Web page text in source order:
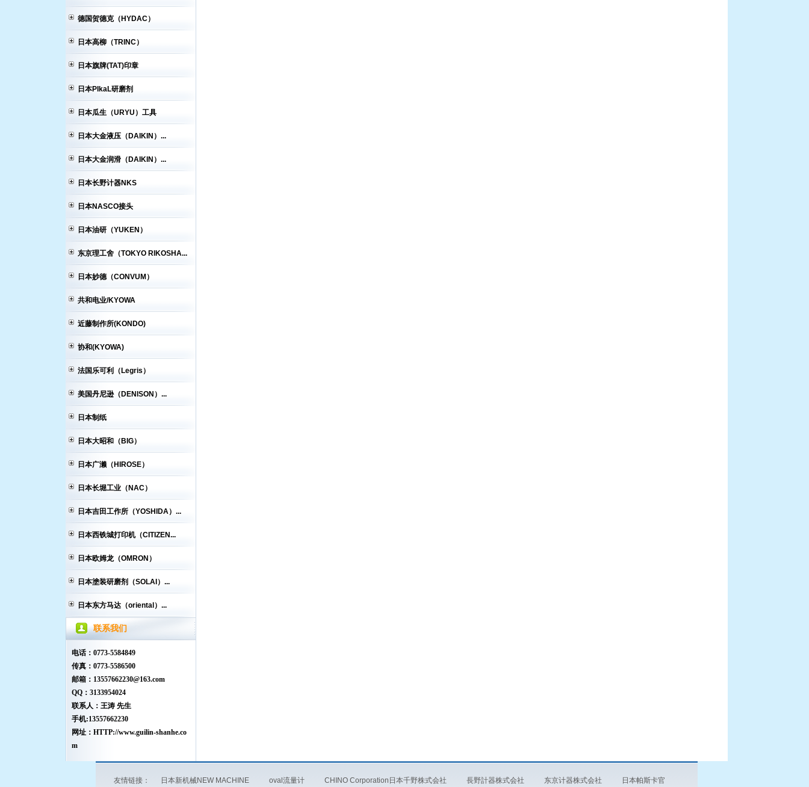
德国贺德克（HYDAC）
日本高柳（TRINC）
日本旗牌(TAT)印章
日本PIkaL研磨剂
日本瓜生（URYU）工具
日本大金液压（DAIKIN）...
日本大金润滑（DAIKIN）...
日本长野计器NKS
日本NASCO接头
日本油研（YUKEN）
东京理工舍（TOKYO RIKOSHA...
日本妙德（CONVUM）
共和电业/KYOWA
近藤制作所(KONDO)
协和(KYOWA)
法国乐可利（Legris）
美国丹尼逊（DENISON）...
日本制纸
日本大昭和（BIG）
日本广濑（HIROSE）
日本长堀工业（NAC）
日本吉田工作所（YOSHIDA）...
日本西铁城打印机（CITIZEN...
日本欧姆龙（OMRON）
日本塗装研磨剂（SOLAI）...
日本东方马达（oriental）...
联系我们
电话：0773-5584849
传真：0773-5586500
邮箱：13557662230@163.com
QQ：3133954024
联系人：王涛 先生
手机:13557662230
网址：HTTP://www.guilin-shanhe.co
m
友情链接： 日本新机械NEW MACHINE oval流量计 CHINO Corporation日本千野株式会社 長野計器株式会社 东京计器株式会社 日本帕斯卡官